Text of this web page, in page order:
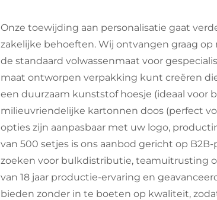
Onze toewijding aan personalisatie gaat
zakelijke behoeften. Wij ontvangen graag
de standaard volwassenmaat voor
maat ontworpen verpakking kunt creëren
een duurzaam kunststof hoesje (ideaal voor
milieuvriendelijke kartonnen doos (perfect
opties zijn aanpasbaar met uw logo,
van 500 setjes is ons aanbod gericht op
zoeken voor bulkdistributie, teamuitrusting
van 18 jaar productie-ervaring en
bieden zonder in te boeten op kwaliteit,